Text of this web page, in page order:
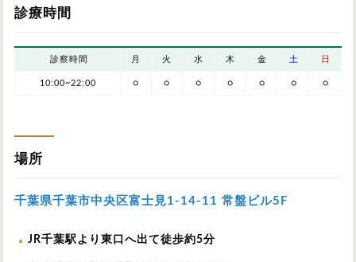
診療時間
診察時間 月 火 水 木 金 土 日
10:00~22:00 ○ ○ ○ ○ ○ ○ ○
場所
千葉県千葉市中央区富士見1-14-11 常盤ビル5F
JR千葉駅より東口へ出て徒歩約5分